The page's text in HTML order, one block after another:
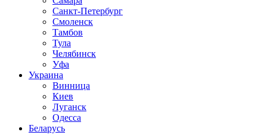
Санкт-Петербург
Смоленск
Тамбов
Тула
Челябинск
Уфа
Украина
Винница
Киев
Луганск
Одесса
Беларусь